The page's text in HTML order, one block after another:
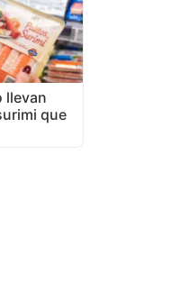
llevan
que